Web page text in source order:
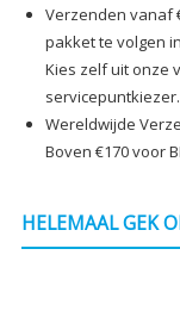
Verzenden vanaf
pakket te volgen
Kies zelf uit onze
servicepuntkiezer.
Wereldwijde
Boven €170 voor
HELEMAAL GEK